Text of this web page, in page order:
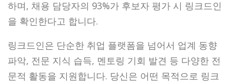
하며, 채용 담당자의 93%가 후보자 평가 시 링크드인
을 확인한다고 합니다.
링크드인은 단순한 취업 플랫폼을 넘어서 업계 동향
파악, 전문 지식 습득, 멘토링 기회 발견 등 다양한 전
문적 활동을 지원합니다. 당신은 어떤 목적으로 링크